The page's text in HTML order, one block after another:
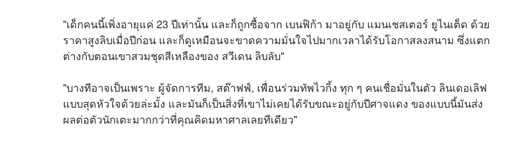
"เด็กคนนี้เพิ่งอายุแค่ 23 ปีเท่านั้น และก็ถูกซื้อจาก เบนฟิก้า มาอยู่กับ แมนเชสเตอร์ ยูไนเต็ด ด้วย
ราคาสูงลิบเมื่อปีก่อน และก็ดูเหมือนจะขาดความมั่นใจไปมากเวลาได้รับโอกาสลงสนาม ซึ่งแตก
ต่างกับตอนเขาสวมชุดสีเหลืองของ สวีเดน ลิบลับ"
"บางทีอาจเป็นเพราะ ผู้จัดการทีม, สต๊าฟฟ์, เพื่อนร่วมทัพไวกิ้ง ทุก ๆ คนเชื่อมั่นในตัว ลินเดอเลิฟ
แบบสุดหัวใจด้วยล่ะมั้ง และมันก็เป็นสิ่งที่เขาไม่เคยได้รับขณะอยู่กับปีศาจแดง ของแบบนี้มันส่ง
ผลต่อตัวนักเตะมากกว่าที่คุณคิดมหาศาลเลยทีเดียว"